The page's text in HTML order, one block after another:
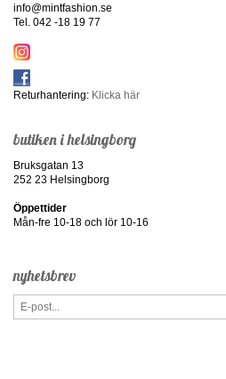
info@mintfashion.se
Tel. 042 -18 19 77
Returhantering: Klicka här
butiken i helsingborg
Bruksgatan 13
252 23 Helsingborg
Öppettider
Mån-fre 10-18 och lör 10-16
nyhetsbrev